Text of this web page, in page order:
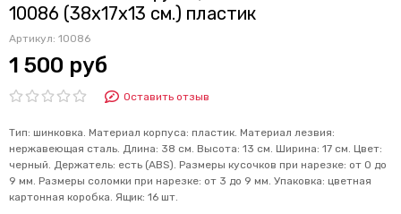
10086 (38х17х13 см.) пластик
Артикул: 10086
1 500 руб
Оставить отзыв
Тип: шинковка. Материал корпуса: пластик. Материал лезвия:
нержавеющая сталь. Длина: 38 см. Высота: 13 см. Ширина: 17 см. Цвет:
черный. Держатель: есть (ABS). Размеры кусочков при нарезке: от 0 до
9 мм. Размеры соломки при нарезке: от 3 до 9 мм. Упаковка: цветная
картонная коробка. Ящик: 16 шт.